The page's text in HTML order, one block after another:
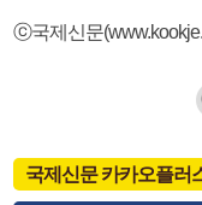
ⓒ국제신문
국제신문 카카오플러